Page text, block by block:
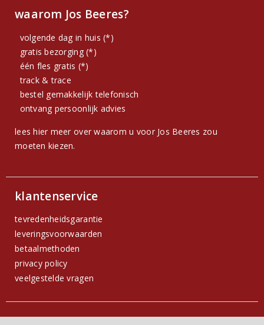
waarom Jos Beeres?
volgende dag in huis (*)
gratis bezorging (*)
één fles gratis (*)
track & trace
bestel gemakkelijk telefonisch
ontvang persoonlijk advies
lees hier meer over waarom u voor Jos Beeres zou
moeten kiezen.
klantenservice
tevredenheidsgarantie
leveringsvoorwaarden
betaalmethoden
privacy policy
veelgestelde vragen